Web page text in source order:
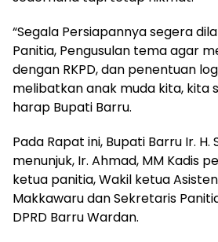
“Segala Persiapannya segera
Panitia, Pengusulan tema agar
dengan RKPD, dan penentuan
melibatkan anak muda kita, kita
harap Bupati Barru.
Pada Rapat ini, Bupati Barru Ir. H.
menunjuk, Ir. Ahmad, MM Kadis
ketua panitia, Wakil ketua
Makkawaru dan Sekretaris
DPRD Barru Wardan.